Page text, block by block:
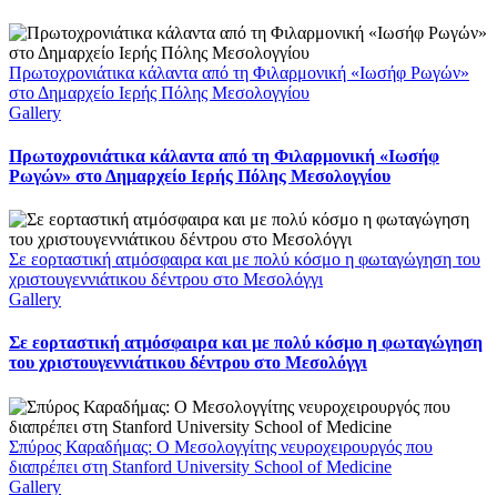
Πρωτοχρονιάτικα κάλαντα από τη Φιλαρμονική «Ιωσήφ Ρωγών»
στο Δημαρχείο Ιερής Πόλης Μεσολογγίου
Gallery
Πρωτοχρονιάτικα κάλαντα από τη Φιλαρμονική «Ιωσήφ
Ρωγών» στο Δημαρχείο Ιερής Πόλης Μεσολογγίου
Σε εορταστική ατμόσφαιρα και με πολύ κόσμο η φωταγώγηση του
χριστουγεννιάτικου δέντρου στο Μεσολόγγι
Gallery
Σε εορταστική ατμόσφαιρα και με πολύ κόσμο η φωταγώγηση
του χριστουγεννιάτικου δέντρου στο Μεσολόγγι
Σπύρος Καραδήμας: Ο Μεσολογγίτης νευροχειρουργός που
διαπρέπει στη Stanford University School of Medicine
Gallery